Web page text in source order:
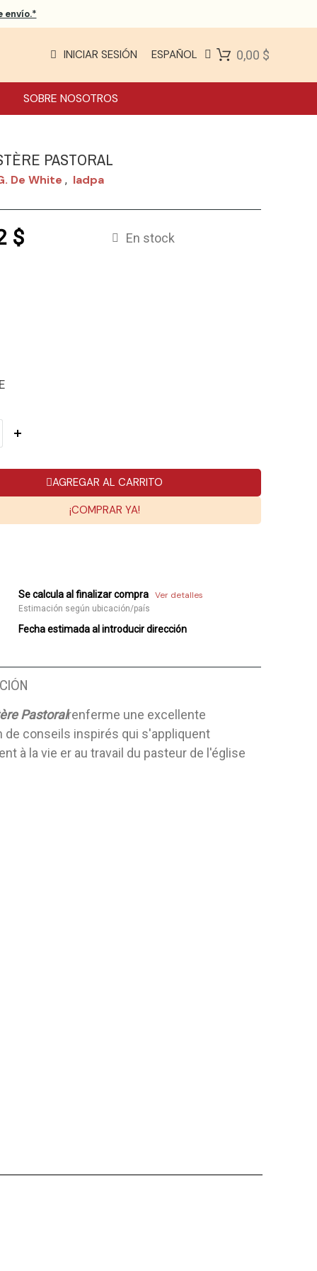
envío.*
INICIAR SESIÓN ESPAÑOL 0,00 $
SOBRE NOSOTROS
PASTORAL
De White , Iadpa
$
En stock
AGREGAR AL CARRITO
¡COMPRAR YA!
Se calcula al finalizar compra Ver detalles
Estimación según ubicación/país
Fecha estimada al introducir dirección
Pastoralrenferme une excellente
de conseils inspirés qui s'appliquent
à la vie er au travail du pasteur de l'église